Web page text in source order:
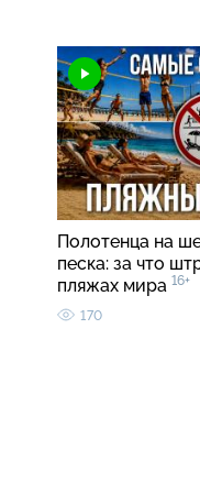
Полотенца на
песка: за что
пляжах мира 16+
170